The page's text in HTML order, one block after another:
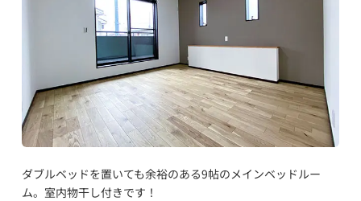
ダブルベッドを置いても余裕のある9帖のメインベッドルー
ム。室内物干し付きです！